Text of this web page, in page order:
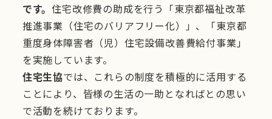
です。住宅改修費の助成を行う「東京都福祉改革
推進事業（住宅のバリアフリー化）」、「東京都
重度身体障害者（児）住宅設備改善費給付事業」
を実施しています。
住宅生協では、これらの制度を積極的に活用する
ことにより、皆様の生活の一助となればとの思い
で活動を続けております。